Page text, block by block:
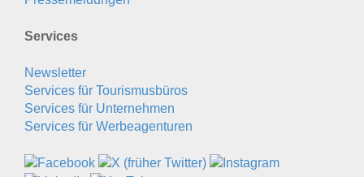
Services
Newsletter
Services für Tourismusbüros
Services für Unternehmen
Services für Werbeagenturen